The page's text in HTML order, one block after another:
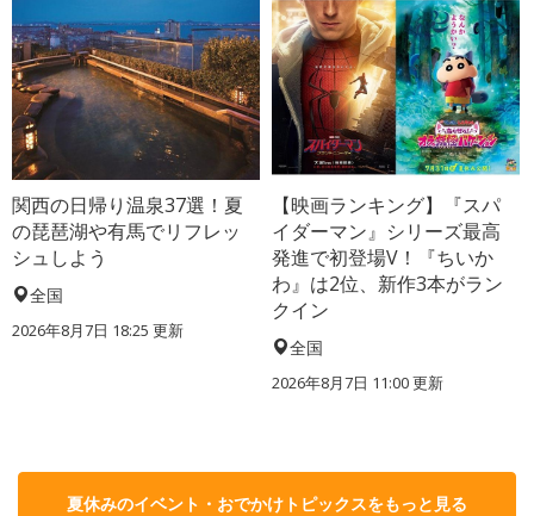
関西の日帰り温泉37選！夏
の琵琶湖や有馬でリフレッ
シュしよう
全国
2026年8月7日 18:25 更新
【映画ランキング】『スパ
イダーマン』シリーズ最高
発進で初登場V！『ちいか
わ』は2位、新作3本がラン
クイン
全国
2026年8月7日 11:00更新
夏休みのイベント・おでかけトピックスをもっと見る